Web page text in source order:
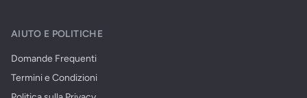
AIUTO E POLITICHE
Domande Frequenti
Termini e Condizioni